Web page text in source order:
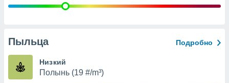
данных
Пыльца Подробно
Низкий
Полынь (19 #/m³)